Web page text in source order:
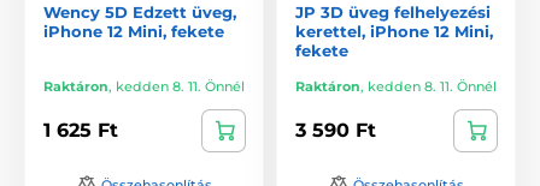
Wency 5D Edzett üveg,
iPhone 12 Mini, fekete
Raktáron, kedden 8. 11. Önnél
1 625 Ft
JP 3D üveg felhelyezési
kerettel, iPhone 12 Mini,
fekete
Raktáron, kedden 8. 11. Önnél
3 590 Ft